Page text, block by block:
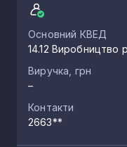
Основний КВЕД
14.12 Виробництво
Виручка, грн
–
Контакти
2663**